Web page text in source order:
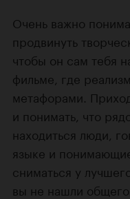
Очень важно
продвинуть
чтобы он сам тебя
фильме, где
метафорами.
и понимать, что
находиться люди,
языке и
сниматься у
вы не нашли общего